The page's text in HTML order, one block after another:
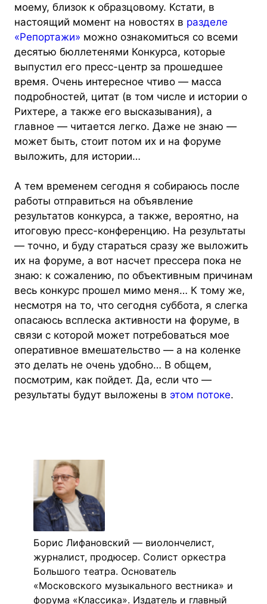
моему, близок к образцовому. Кстати, в
настоящий момент на новостях в разделе
«Репортажи» можно ознакомиться со всеми
десятью бюллетенями Конкурса, которые
выпустил его пресс-центр за прошедшее
время. Очень интересное чтиво — масса
подробностей, цитат (в том числе и истории о
Рихтере, а также его высказывания), а
главное — читается легко. Даже не знаю —
может быть, стоит потом их и на форуме
выложить, для истории…
А тем временем сегодня я собираюсь после
работы отправиться на объявление
результатов конкурса, а также, вероятно, на
итоговую пресс-конференцию. На результаты
— точно, и буду стараться сразу же выложить
их на форуме, а вот насчет прессера пока не
знаю: к сожалению, по объективным причинам
весь конкурс прошел мимо меня… К тому же,
несмотря на то, что сегодня суббота, я слегка
опасаюсь всплеска активности на форуме, в
связи с которой может потребоваться мое
оперативное вмешательство — а на коленке
это делать не очень удобно… В общем,
посмотрим, как пойдет. Да, если что —
результаты будут выложены в этом потоке.
Борис Лифановский — виолончелист,
журналист, продюсер. Солист оркестра
Большого театра. Основатель
«Московского музыкального вестника» и
форума «Классика». Издатель и главный